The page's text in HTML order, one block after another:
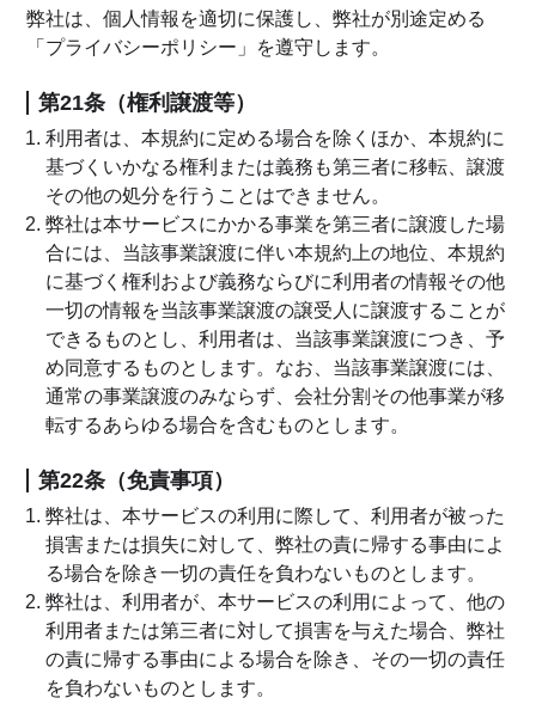
弊社は、個人情報を適切に保護し、弊社が別途定める
「プライバシーポリシー」を遵守します。
第21条（権利譲渡等）
利用者は、本規約に定める場合を除くほか、本規約に
基づくいかなる権利または義務も第三者に移転、譲渡
その他の処分を行うことはできません。
弊社は本サービスにかかる事業を第三者に譲渡した場
合には、当該事業譲渡に伴い本規約上の地位、本規約
に基づく権利および義務ならびに利用者の情報その他
一切の情報を当該事業譲渡の譲受人に譲渡することが
できるものとし、利用者は、当該事業譲渡につき、予
め同意するものとします。なお、当該事業譲渡には、
通常の事業譲渡のみならず、会社分割その他事業が移
転するあらゆる場合を含むものとします。
第22条（免責事項）
弊社は、本サービスの利用に際して、利用者が被った
損害または損失に対して、弊社の責に帰する事由によ
る場合を除き一切の責任を負わないものとします。
弊社は、利用者が、本サービスの利用によって、他の
利用者または第三者に対して損害を与えた場合、弊社
の責に帰する事由による場合を除き、その一切の責任
を負わないものとします。